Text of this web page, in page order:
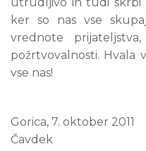
ker so nas vse
vrednote
požrtvovalnosti. Hvala
vse nas!
Gorica, 7.
Čavdek